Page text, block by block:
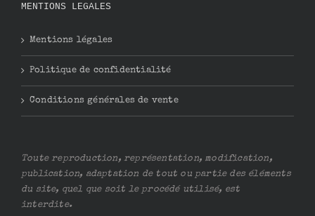
MENTIONS LEGALES
Mentions légales
Politique de confidentialité
Conditions générales de vente
Toute reproduction, représentation, modification,
publication, adaptation de tout ou partie des éléments
du site, quel que soit le procédé utilisé, est
interdite.